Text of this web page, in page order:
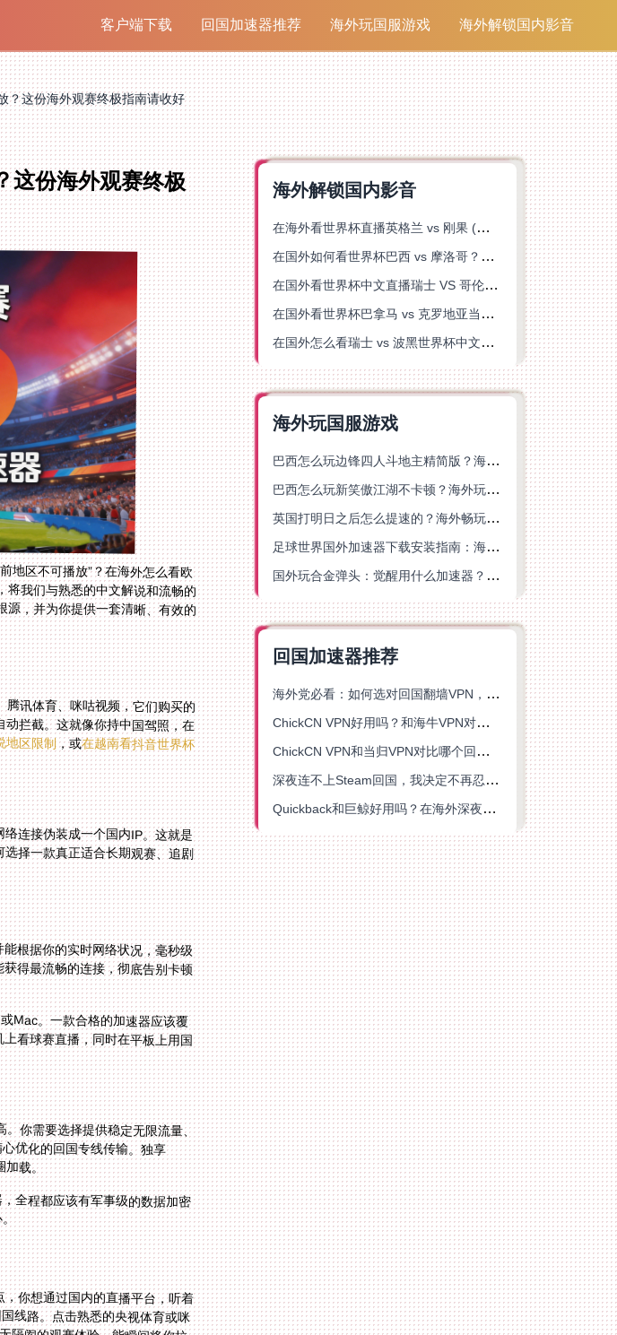
客户端下载 回国加速器推荐 海外玩国服游戏 海外解锁国内影音
？这份海外观赛终极指南请收好
这份海外观赛终极
地区不可播放”？在海外怎么看欧
我们与熟悉的中文解说和流畅的
，并为你提供一套清晰、有效的
讯体育、咪咕视频，它们购买的
拦截。这就像你持中国驾照，在
地区限制，或在越南看抖音世界杯
连接伪装成一个国内IP。这就是
择一款真正适合长期观赛、追剧
根据你的实时网络状况，毫秒级
得最流畅的连接，彻底告别卡顿
Mac。一款合格的加速器应该覆
看球赛直播，同时在平板上用国
你需要选择提供稳定无限流量、
精心优化的回国专线传输。独享
加载。
全程都应该有军事级的数据加密
你想通过国内的直播平台，听着
线路。点击熟悉的央视体育或咪
隔阂的观赛体验，能瞬间将你拉
海外解锁国内影音
在海外看世界杯直播英格兰 vs 刚果 (金)当前地区不可播放？这篇指南帮你突破所有限制
在国外如何看世界杯巴西 vs 摩洛哥？海外党专属体育观赛指南来了
在国外看世界杯中文直播瑞士 VS 哥伦比亚当前地区不可播放？这篇指南帮你搞定
在国外看世界杯巴拿马 vs 克罗地亚当前地区不可播放？这篇指南帮你轻松解决海外体育直播难题
在国外怎么看瑞士 vs 波黑世界杯中文解说？这篇指南帮你搞定所有地区限制问题
海外玩国服游戏
巴西怎么玩边锋四人斗地主精简版？海外游戏党的加速器终极选择
巴西怎么玩新笑傲江湖不卡顿？海外玩家国服游戏加速终极指南（附猫和老鼠一梦江湖实测）
英国打明日之后怎么提速的？海外畅玩国服游戏终极指南
足球世界国外加速器下载安装指南：海外党畅玩国服游戏的终极解决方案
国外玩合金弹头：觉醒用什么加速器？一份写给海外游子的畅玩指南
回国加速器推荐
海外党必看：如何选对回国翻墙VPN，无缝解锁国内资源？
ChickCN VPN好用吗？和海牛VPN对比哪个回国效果更好？
ChickCN VPN和当归VPN对比哪个回国效果更好？海外党亲测后选了它
深夜连不上Steam回国，我决定不再忍受这数字鸿沟
Quickback和巨鲸好用吗？在海外深夜想刷B站、追爱奇艺的你，或许正需要这份答案